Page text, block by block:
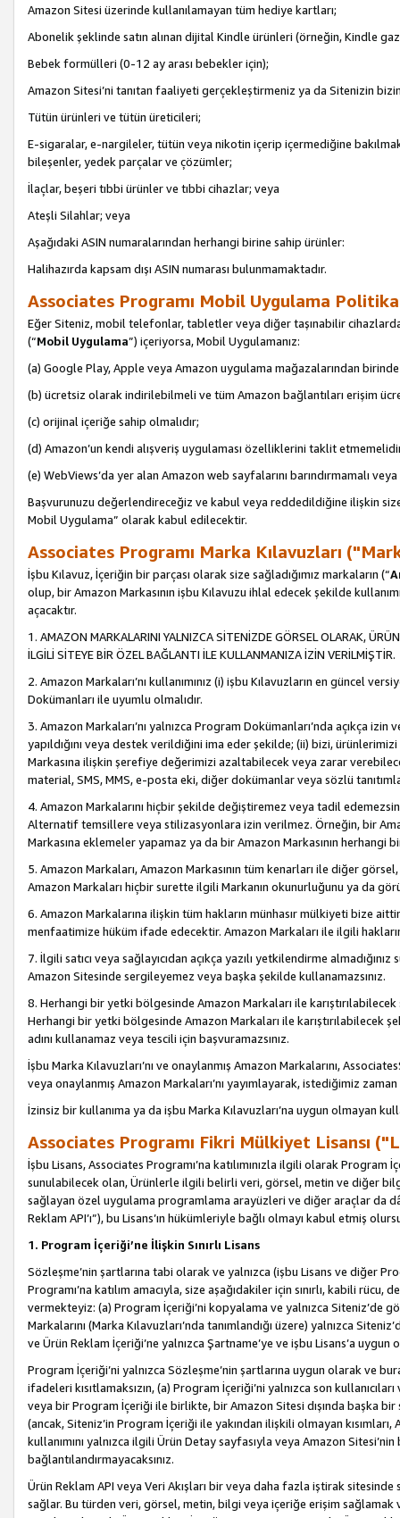
Amazon Sitesi üzerinde kullanılamayan tüm hediye kartları;
Abonelik şeklinde satın alınan dijital Kindle ürünleri (örneğin, Kindle
Bebek formülleri (0-12 ay arası bebekler için);
Amazon Sitesi’ni tanıtan faaliyeti gerçekleştirmeniz ya da Sitenizin
Tütün ürünleri ve tütün üreticileri;
E-sigaralar, e-nargileler, tütün veya nikotin içerip içermediğine
bileşenler, yedek parçalar ve çözümler;
İlaçlar, beşeri tıbbi ürünler ve tıbbi cihazlar; veya
Ateşli Silahlar; veya
Aşağıdaki ASIN numaralarından herhangi birine sahip ürünler:
Halihazırda kapsam dışı ASIN numarası bulunmamaktadır.
Associates Programı Mobil Uygulama
Eğer Siteniz, mobil telefonlar, tabletler veya diğer taşınabilir
(“Mobil Uygulama”) içeriyorsa, Mobil Uygulamanız:
(a) Google Play, Apple veya Amazon uygulama mağazalarından birinde
(b) ücretsiz olarak indirilebilmeli ve tüm Amazon bağlantıları erişim
(c) orijinal içeriğe sahip olmalıdır;
(d) Amazon’un kendi alışveriş uygulaması özelliklerini taklit
(e) WebViews’da yer alan Amazon web sayfalarını barındırmamalı
Başvurunuzu değerlendireceğiz ve kabul veya reddedildiğine ilişkin
Mobil Uygulama” olarak kabul edilecektir.
Associates Programı Marka Kılavuzları
İşbu Kılavuz, İçeriğin bir parçası olarak size sağladığımız markaların (“
olup, bir Amazon Markasının işbu Kılavuzu ihlal edecek şekilde
açacaktır.
1. AMAZON MARKALARINI YALNIZCA SİTENİZDE GÖRSEL OLARAK,
İLGİLİ SİTEYE BİR ÖZEL BAĞLANTI İLE KULLANMANIZA İZİN VERİLMİŞTİR.
2. Amazon Markaları’nı kullanımınız (i) işbu Kılavuzların en güncel
Dokümanları ile uyumlu olmalıdır.
3. Amazon Markaları’nı yalnızca Program Dokümanları’nda açıkça
yapıldığını veya destek verildiğini ima eder şekilde; (ii) bizi,
Markasına ilişkin şerefiye değerimizi azaltabilecek veya zarar
material, SMS, MMS, e-posta eki, diğer dokümanlar veya sözlü
4. Amazon Markalarını hiçbir şekilde değiştiremez veya tadil
Alternatif temsillere veya stilizasyonlara izin verilmez. Örneğin, bir
Markasına eklemeler yapamaz ya da bir Amazon Markasının herhangi
5. Amazon Markaları, Amazon Markasının tüm kenarları ile diğer
Amazon Markaları hiçbir surette ilgili Markanın okunurluğunu ya da
6. Amazon Markalarına ilişkin tüm hakların münhasır mülkiyeti bize
menfaatimize hüküm ifade edecektir. Amazon Markaları ile ilgili
7. İlgili satıcı veya sağlayıcıdan açıkça yazılı yetkilendirme
Amazon Sitesinde sergileyemez veya başka şekilde kullanamazsınız.
8. Herhangi bir yetki bölgesinde Amazon Markaları ile
Herhangi bir yetki bölgesinde Amazon Markaları ile karıştırılabilecek
adını kullanamaz veya tescili için başvuramazsınız.
İşbu Marka Kılavuzları’nı ve onaylanmış Amazon Markalarını,
veya onaylanmış Amazon Markaları’nı yayımlayarak, istediğimiz
İzinsiz bir kullanıma ya da işbu Marka Kılavuzları’na uygun olmayan
Associates Programı Fikri Mülkiyet Lisansı
İşbu Lisans, Associates Programı’na katılımınızla ilgili olarak Program
sunulabilecek olan, Ürünlerle ilgili belirli veri, görsel, metin ve diğer
sağlayan özel uygulama programlama arayüzleri ve diğer araçlar da
Reklam API’ı”), bu Lisans’ın hükümleriyle bağlı olmayı kabul etmiş
1. Program İçeriği’ne İlişkin Sınırlı Lisans
Sözleşme’nin şartlarına tabi olarak ve yalnızca (işbu Lisans ve diğer
Programı’na katılım amacıyla, size aşağıdakiler için sınırlı, kabili
vermekteyiz: (a) Program İçeriği’ni kopyalama ve yalnızca Siteniz’de
Markalarını (Marka Kılavuzları’nda tanımlandığı üzere) yalnızca
ve Ürün Reklam İçeriği’ne yalnızca Şartname’ye ve işbu Lisans’a
Program İçeriği’ni yalnızca Sözleşme’nin şartlarına uygun olarak ve
ifadeleri kısıtlamaksızın, (a) Program İçeriği’ni yalnızca son
veya bir Program İçeriği ile birlikte, bir Amazon Sitesi dışında başka
(ancak, Siteniz’in Program İçeriği ile yakından ilişkili olmayan
kullanımını yalnızca ilgili Ürün Detay sayfasıyla veya Amazon
bağlantılandırmayacaksınız.
Ürün Reklam API veya Veri Akışları bir veya daha fazla iştirak
sağlar. Bu türden veri, görsel, metin, bilgi veya içeriğe erişim sağlamak